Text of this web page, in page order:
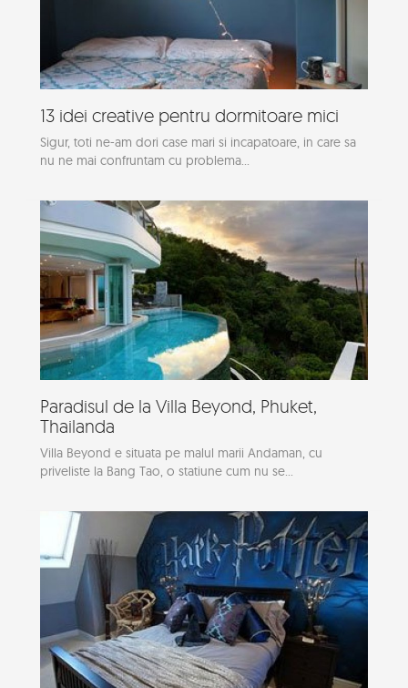
13 idei creative pentru dormitoare mici
Sigur, toti ne-am dori case mari si incapatoare, in care sa
nu ne mai confruntam cu problema...
Paradisul de la Villa Beyond, Phuket,
Thailanda
Villa Beyond e situata pe malul marii Andaman, cu
priveliste la Bang Tao, o statiune cum nu se...